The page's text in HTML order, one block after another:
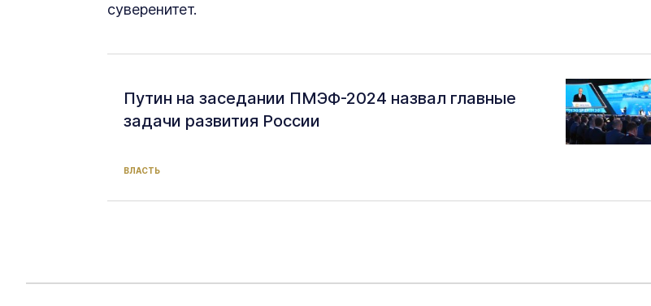
суверенитет.
ВЛАСТЬ
Путин на заседании ПМЭФ-2024 назвал главные
задачи развития России